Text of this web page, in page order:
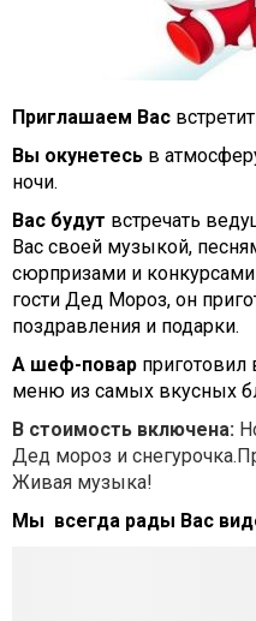
Приглашаем Вас
Вы окунетесь в
ночи.
Вас будут встречать
Вас своей музыкой,
сюрпризами и
гости Дед Мороз, он
поздравления и подарки.
А шеф-повар приготовил
меню из самых вкусных
В стоимость включена:
Дед мороз и
Живая музыка!
Мы всегда рады Вас